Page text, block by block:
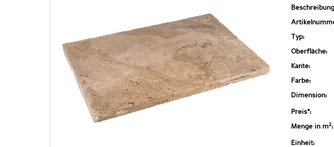
Typ:
Oberfläche:
Kante:
Farbe:
Dimension:
Preis*:
Menge in m2:
Einheit: